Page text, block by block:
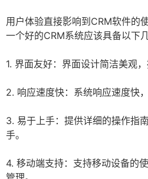
用户体验直接影响到CRM软件的
一个好的CRM系统应该具备以下几
1. 界面友好：界面设计简洁美观，
2. 响应速度快：系统响应速度快，
3. 易于上手：提供详细的操作指
手。
4. 移动端支持：支持移动设备的